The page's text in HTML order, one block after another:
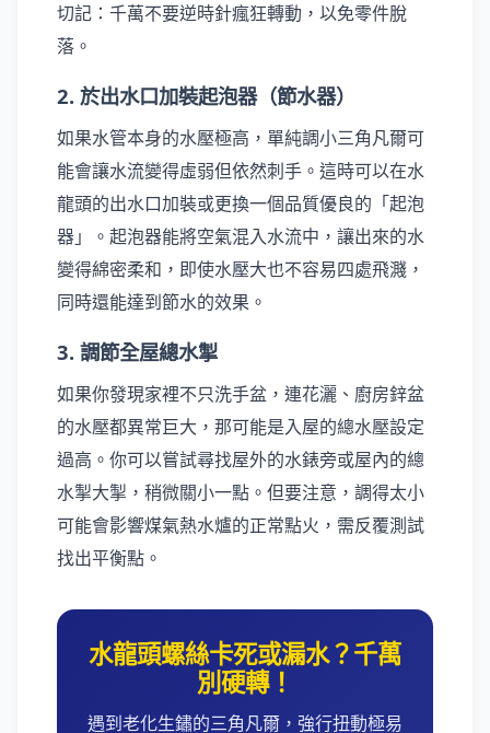
切記：千萬不要逆時針瘋狂轉動，以免零件脫
落。
2. 於出水口加裝起泡器（節水器）
如果水管本身的水壓極高，單純調小三角凡爾可
能會讓水流變得虛弱但依然刺手。這時可以在水
龍頭的出水口加裝或更換一個品質優良的「起泡
器」。起泡器能將空氣混入水流中，讓出來的水
變得綿密柔和，即使水壓大也不容易四處飛濺，
同時還能達到節水的效果。
3. 調節全屋總水掣
如果你發現家裡不只洗手盆，連花灑、廚房鋅盆
的水壓都異常巨大，那可能是入屋的總水壓設定
過高。你可以嘗試尋找屋外的水錶旁或屋內的總
水掣大掣，稍微關小一點。但要注意，調得太小
可能會影響煤氣熱水爐的正常點火，需反覆測試
找出平衡點。
水龍頭螺絲卡死或漏水？千萬
別硬轉！
遇到老化生鏽的三角凡爾，強行扭動極易